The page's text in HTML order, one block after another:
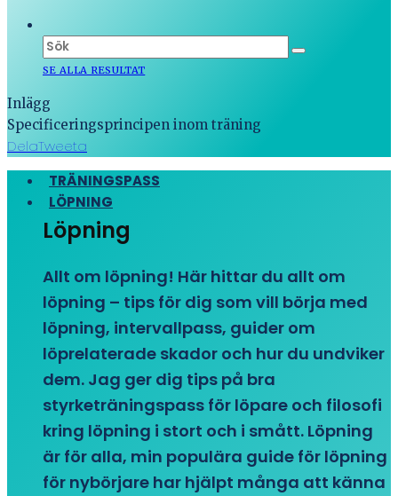
SE ALLA RESULTAT
Inlägg
Specificeringsprincipen inom träning
DelaTweeta
TRÄNINGSPASS
LÖPNING
Löpning
Allt om löpning! Här hittar du allt om
löpning – tips för dig som vill börja med
löpning, intervallpass, guider om
löprelaterade skador och hur du undviker
dem. Jag ger dig tips på bra
styrketräningspass för löpare och filosofi
kring löpning i stort och i smått. Löpning
är för alla, min populära guide för löpning
för nybörjare har hjälpt många att känna